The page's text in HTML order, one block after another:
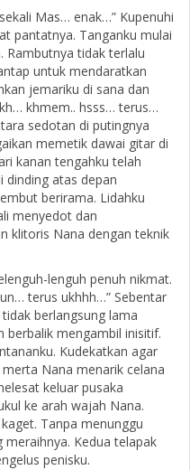
Mas… enak…” Kupenuhi
pantatnya. Tanganku mulai
Rambutnya tidak terlalu
untuk mendaratkan
jemariku di sana dan
khmem.. hsss… terus…
sedotan di putingnya
memetik dawai gitar di
kanan tengahku telah
dinding atas depan
berirama. Lidahku
menyedot dan
klitoris Nana dengan teknik
lenguh penuh nikmat.
terus ukhhh…” Sebentar
berlangsung lama
berbalik mengambil inisitif.
Kudekatkan agar
Nana menarik celana
keluar pusaka
ke arah wajah Nana.
Tanpa menunggu
Kedua telapak
penisku.